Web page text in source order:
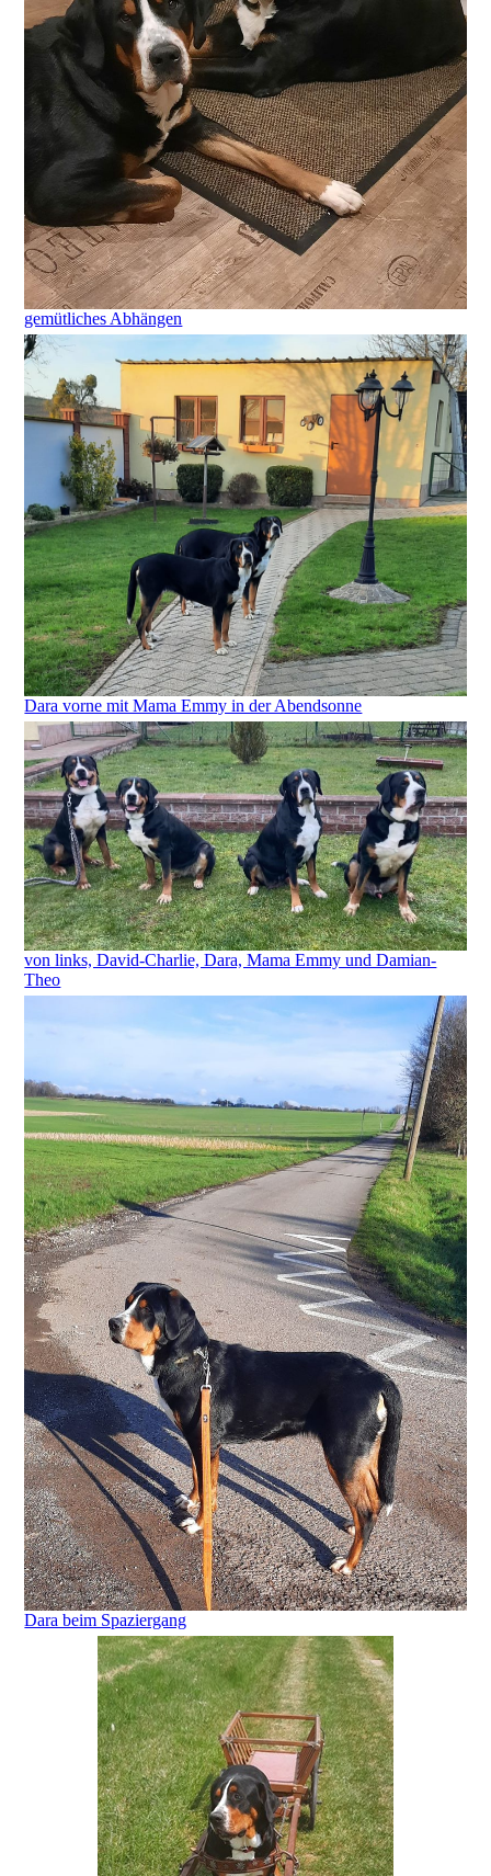
gemütliches Abhängen
Dara vorne mit Mama Emmy in der Abendsonne
von links, David-Charlie, Dara, Mama Emmy und Damian-
Theo
Dara beim Spaziergang